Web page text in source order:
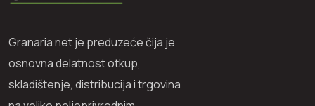
Granaria net je preduzeće čija je
osnovna delatnost otkup,
skladištenje, distribucija i trgovina